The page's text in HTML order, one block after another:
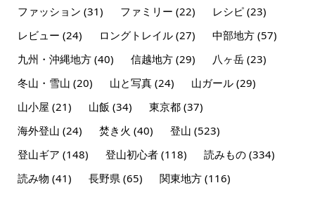
ファッション (31) ファミリー (22) レシピ(23)
レビュー (24) ロングトレイル(27) 中部地方(57)
九州・沖縄地方(40) 信越地方(29) 八ヶ岳(23)
冬山・雪山 (20) 山と写真(24) 山ガール(29)
山小屋 (21) 山飯 (34) 東京都(37)
海外登山 (24) 焚き火 (40) 登山 (523)
登山ギア (148) 登山初心者(118) 読みもの(334)
読み物 (41) 長野県(65) 関東地方(116)